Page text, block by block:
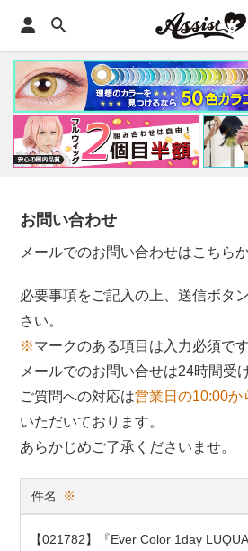
お問い合わせ
メールでのお問い合わせはこちら
必要事項をご記入の上、送信ボタ
さい。
※マークのある項目は入力必須です
メールでのお問い合せは24時間受
ご質問への対応は営業日の10:00か
いただいております。
あらかじめご了承くださいませ。
件名 ※
【021782】『Ever Color 1day